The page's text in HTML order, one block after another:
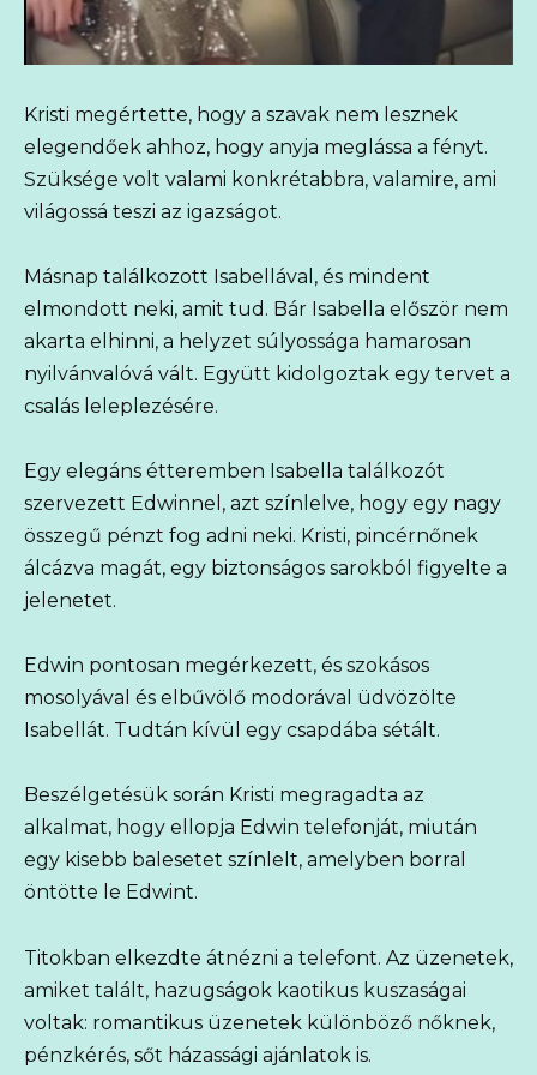
Kristi megértette, hogy a szavak nem lesznek
elegendőek ahhoz, hogy anyja meglássa a fényt.
Szüksége volt valami konkrétabbra, valamire, ami
világossá teszi az igazságot.
Másnap találkozott Isabellával, és mindent
elmondott neki, amit tud. Bár Isabella először nem
akarta elhinni, a helyzet súlyossága hamarosan
nyilvánvalóvá vált. Együtt kidolgoztak egy tervet a
csalás leleplezésére.
Egy elegáns étteremben Isabella találkozót
szervezett Edwinnel, azt színlelve, hogy egy nagy
összegű pénzt fog adni neki. Kristi, pincérnőnek
álcázva magát, egy biztonságos sarokból figyelte a
jelenetet.
Edwin pontosan megérkezett, és szokásos
mosolyával és elbűvölő modorával üdvözölte
Isabellát. Tudtán kívül egy csapdába sétált.
Beszélgetésük során Kristi megragadta az
alkalmat, hogy ellopja Edwin telefonját, miután
egy kisebb balesetet színlelt, amelyben borral
öntötte le Edwint.
Titokban elkezdte átnézni a telefont. Az üzenetek,
amiket talált, hazugságok kaotikus kuszaságai
voltak: romantikus üzenetek különböző nőknek,
pénzkérés, sőt házassági ajánlatok is.